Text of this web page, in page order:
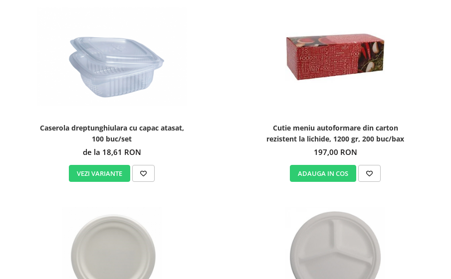
Caserola dreptunghiulara cu capac atasat,
100 buc/set
de la 18,61 RON
VEZI VARIANTE
Cutie meniu autoformare din carton
rezistent la lichide, 1200 gr, 200 buc/bax
197,00 RON
ADAUGA IN COS